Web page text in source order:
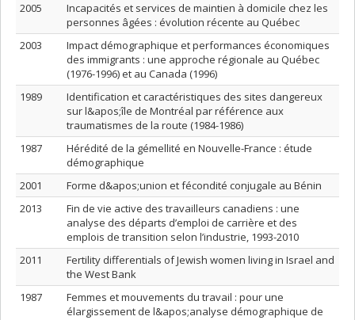
2005
Incapacités et services de maintien à domicile chez les
personnes âgées : évolution récente au Québec
2003
Impact démographique et performances économiques
des immigrants : une approche régionale au Québec
(1976-1996) et au Canada (1996)
1989
Identification et caractéristiques des sites dangereux
sur l&apos;île de Montréal par référence aux
traumatismes de la route (1984-1986)
1987
Hérédité de la gémellité en Nouvelle-France : étude
démographique
2001
Forme d&apos;union et fécondité conjugale au Bénin
2013
Fin de vie active des travailleurs canadiens : une
analyse des départs d’emploi de carrière et des
emplois de transition selon l’industrie, 1993-2010
2011
Fertility differentials of Jewish women living in Israel and
the West Bank
1987
Femmes et mouvements du travail : pour une
élargissement de l&apos;analyse démographique de